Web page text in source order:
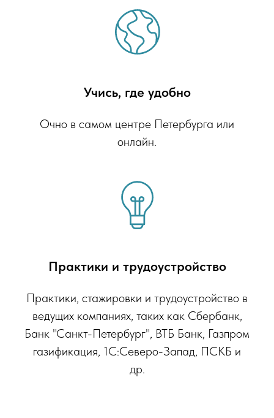
Учись, где удобно
Очно в самом центре Петербурга или
онлайн.
Практики и трудоустройство
Практики, стажировки и трудоустройство в
ведущих компаниях, таких как Сбербанк,
Банк "Санкт-Петербург", ВТБ Банк, Газпром
газификация, 1С:Северо-Запад, ПСКБ и
др.